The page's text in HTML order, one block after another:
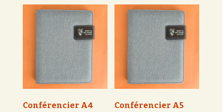
Conférencier A4 Conférencier A5